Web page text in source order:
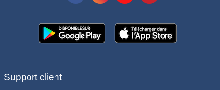
Support client